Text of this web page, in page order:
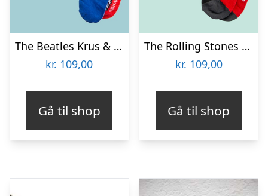
The Beatles Krus & Strømper Gavesæt
kr. 109,00
Gå til shop
The Rolling Stones Krus & Strømper Gavesæt
kr. 109,00
Gå til shop